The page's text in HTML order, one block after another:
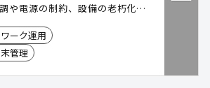
や電源の制約、設備の老朽化な
しいケースも少なくありませ
レクトリック社のサーバールー
、ラック配置・空調・電源冗長
ーク運用
管理